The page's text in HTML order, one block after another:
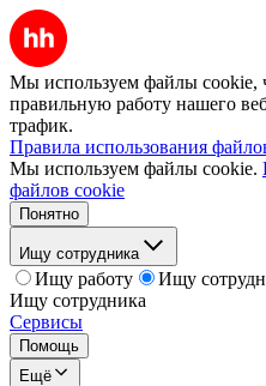
Мы используем файлы cookie,
правильную работу нашего
трафик.
Правила использования
Мы используем файлы cookie.
файлов cookie
Понятно
Ищу сотрудника
Ищу работу
Ищу
Ищу сотрудника
Сервисы
Помощь
Ещё